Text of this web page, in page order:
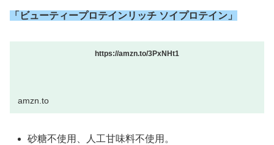
「ビューティープロテインリッチ ソイプロテイン」
https://amzn.to/3PxNHt1
amzn.to
砂糖不使用、人工甘味料不使用。